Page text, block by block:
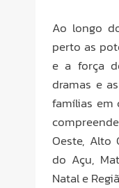
Ao longo
perto as
e a força
dramas e
famílias em
Oeste, Alto
do Açu,
Natal e